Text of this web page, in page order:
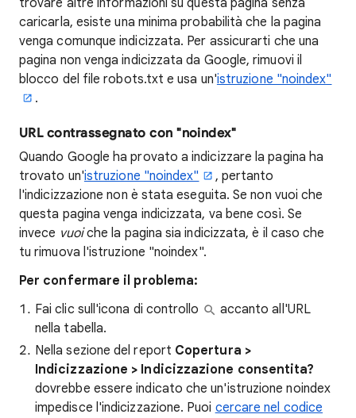
trovare altre informazioni su questa pagina senza
caricarla, esiste una minima probabilità che la pagina
venga comunque indicizzata. Per assicurarti che una
pagina non venga indicizzata da Google, rimuovi il
blocco del file robots.txt e usa un'istruzione "noindex"
.
URL contrassegnato con "noindex"
Quando Google ha provato a indicizzare la pagina ha
trovato un'istruzione "noindex"
, pertanto
l'indicizzazione non è stata eseguita. Se non vuoi che
questa pagina venga indicizzata, va bene così. Se
invece vuoiche la pagina sia indicizzata, è il caso che
tu rimuova l'istruzione "noindex".
Per confermare il problema:
Fai clic sull'icona di controllo
accanto all'URL
nella tabella.
Nella sezione del report Copertura >
Indicizzazione > Indicizzazione consentita?
dovrebbe essere indicato che un'istruzione noindex
impedisce l'indicizzazione. Puoi cercare nel codice